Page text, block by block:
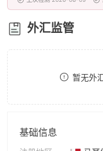
6
7
外汇监管
暂无外
基础信息